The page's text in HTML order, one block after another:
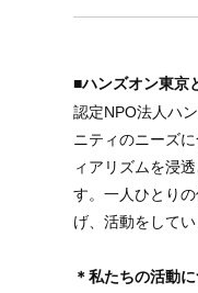
■ハンズオン東京
認定NPO法人ハ
ニティのニーズ
ィアリズムを浸
す。一人ひとり
げ、活動をしてい
＊私たちの活動